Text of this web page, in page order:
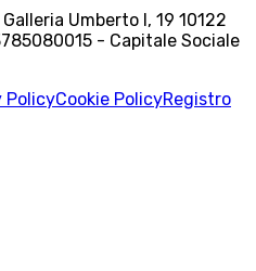
Umberto I, 19 10122
- Capitale Sociale
PolicyCookie PolicyRegistro